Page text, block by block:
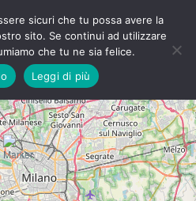
Fullscreen
sicuri che tu possa avere la
sito. Se continui ad utilizzare
che tu ne sia felice.
Leggi di più